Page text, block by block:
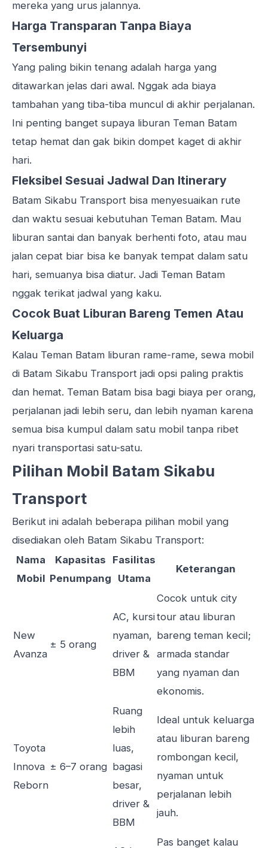
mereka yang urus jalannya.
Harga Transparan Tanpa Biaya
Tersembunyi
Yang paling bikin tenang adalah harga yang
ditawarkan jelas dari awal. Nggak ada biaya
tambahan yang tiba-tiba muncul di akhir perjalanan.
Ini penting banget supaya liburan Teman Batam
tetap hemat dan gak bikin dompet kaget di akhir
hari.
Fleksibel Sesuai Jadwal Dan Itinerary
Batam Sikabu Transport bisa menyesuaikan rute
dan waktu sesuai kebutuhan Teman Batam. Mau
liburan santai dan banyak berhenti foto, atau mau
jalan cepat biar bisa ke banyak tempat dalam satu
hari, semuanya bisa diatur. Jadi Teman Batam
nggak terikat jadwal yang kaku.
Cocok Buat Liburan Bareng Temen Atau
Keluarga
Kalau Teman Batam liburan rame-rame, sewa mobil
di Batam Sikabu Transport jadi opsi paling praktis
dan hemat. Teman Batam bisa bagi biaya per orang,
perjalanan jadi lebih seru, dan lebih nyaman karena
semua bisa kumpul dalam satu mobil tanpa ribet
nyari transportasi satu-satu.
Pilihan Mobil Batam Sikabu
Transport
Berikut ini adalah beberapa pilihan mobil yang
disediakan oleh Batam Sikabu Transport:
Nama
Mobil
Kapasitas
Penumpang
Fasilitas
Utama
Keterangan
New
Avanza
± 5 orang
AC, kursi
nyaman,
driver &
BBM
Cocok untuk city
tour atau liburan
bareng teman kecil;
armada standar
yang nyaman dan
ekonomis.
Toyota
Innova
Reborn
± 6–7 orang
Ruang
lebih
luas,
bagasi
besar,
driver &
BBM
Ideal untuk keluarga
atau liburan bareng
rombongan kecil,
nyaman untuk
perjalanan lebih
jauh.
Pas banget kalau